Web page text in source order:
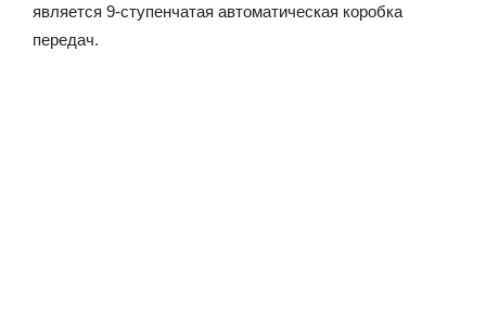
является 9-ступенчатая автоматическая коробка
передач.